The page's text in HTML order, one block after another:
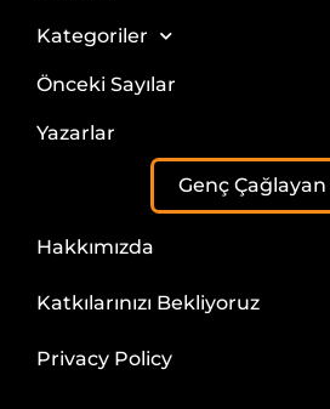
Kategoriler
Önceki Sayılar
Yazarlar
Genç Çağlayan
Hakkımızda
Katkılarınızı Bekliyoruz
Privacy Policy